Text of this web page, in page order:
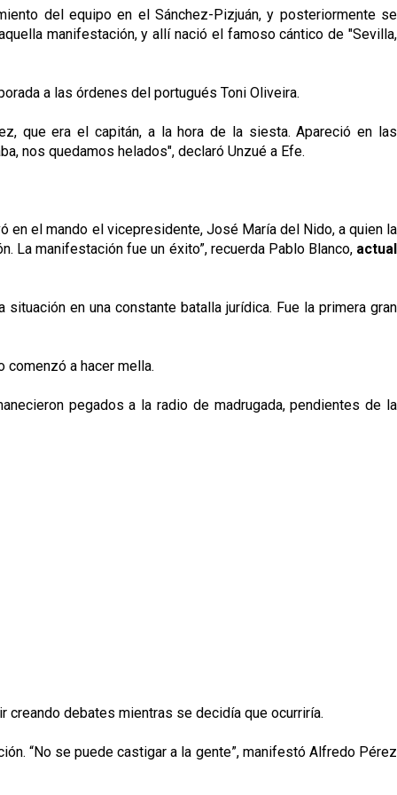
del equipo en el Sánchez-Pizjuán, y posteriormente se
manifestación, y allí nació el famoso cántico de "Sevilla,
a las órdenes del portugués Toni Oliveira.
que era el capitán, a la hora de la siesta. Apareció en las
nos quedamos helados", declaró Unzué a Efe.
el mando el vicepresidente, José María del Nido, a quien la
La manifestación fue un éxito”, recuerda Pablo Blanco, actual
en una constante batalla jurídica. Fue la primera gran
comenzó a hacer mella.
pegados a la radio de madrugada, pendientes de la
creando debates mientras se decidía que ocurriría.
“No se puede castigar a la gente”, manifestó Alfredo Pérez